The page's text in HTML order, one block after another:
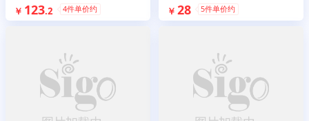
￥ 123.2 4件单价约 ￥ 28 5件单价约